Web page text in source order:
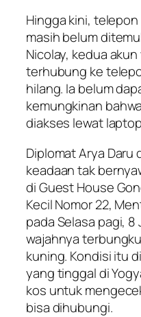
Hingga kini,
masih belum
Nicolay, kedua
terhubung ke
hilang. Ia belum
kemungkinan
diakses lewat
Diplomat Arya Daru
keadaan tak
di Guest House
Kecil Nomor 22,
pada Selasa pagi, 8
wajahnya
kuning. Kondisi itu
yang tinggal di
kos untuk
bisa dihubungi.